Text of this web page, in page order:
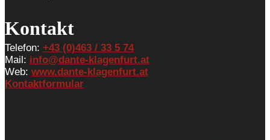
Kontakt
Telefon: +43 (0)463 / 33 5 74
Mail: info@dante-klagenfurt.at
Web: www.dante-klagenfurt.at
Kontaktformular